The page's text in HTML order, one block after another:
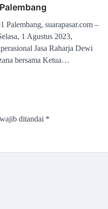
Palembang, suarapasar.com –
1 Agustus 2023,
Jasa Raharja Dewi
bersama Ketua…
ditandai *